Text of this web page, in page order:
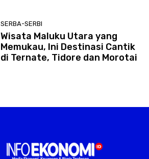
SERBA-SERBI
Wisata Maluku Utara yang
Memukau, Ini Destinasi Cantik
di Ternate, Tidore dan Morotai